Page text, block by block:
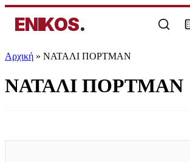
ENIKOS.
Αρχική » ΝΑΤΑΛΙ ΠΟΡΤΜΑΝ
ΝΑΤΑΛΙ ΠΟΡΤΜΑΝ